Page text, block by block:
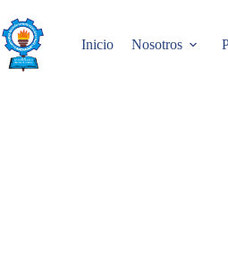
content
Inicio Nosotros